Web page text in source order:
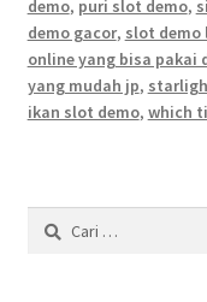
demo, puri slot demo,
demo gacor, slot demo
online yang bisa pakai
yang mudah jp,
ikan slot demo, which
Cari
untuk: